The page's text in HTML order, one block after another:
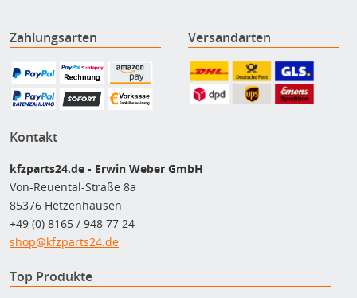
Zahlungsarten Versandarten
Kontakt
kfzparts24.de - Erwin Weber GmbH
Von-Reuental-Straße 8a
85376 Hetzenhausen
+49 (0) 8165 / 948 77 24
shop@kfzparts24.de
Top Produkte